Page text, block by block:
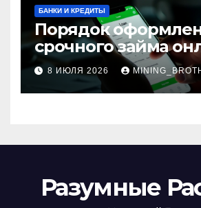
БАНКИ И КРЕДИТЫ
Порядок
срочного займа
8 ИЮЛЯ 2026
Разумные